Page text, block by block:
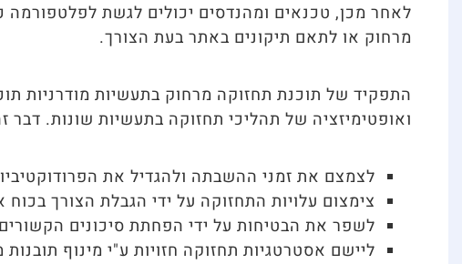
לאחר מכן, טכנאים ומהנדסים יכולים לגשת לפלטפורמה
מרחוק או לתאם תיקונים באתר בעת הצורך.
התפקיד של תוכנת תחזוקה מרחוק בתעשיות מודרניות
ואופטימיזציה של תהליכי תחזוקה בתעשיות שונות. דבר
לצמצם את זמני ההשבתה ולהגדיל את
צימצום עלויות התחזוקה על ידי הגבלת הצורך
לשפר את הבטיחות על ידי הפחתת סיכונים
ליישם אסטרטגיות תחזוקה חזויות ע"י מינוף